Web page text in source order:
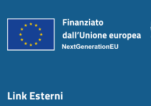
Link Esterni